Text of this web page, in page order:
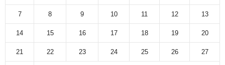
7 8 9 10 11 12 13
14 15 16 17 18 19 20
21 22 23 24 25 26 27